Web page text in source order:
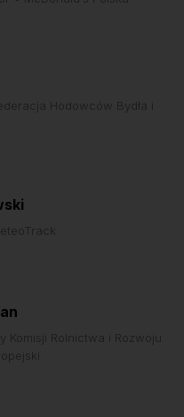
Hodowców Bydła i
Komisji Rolnictwa i Rozwoju